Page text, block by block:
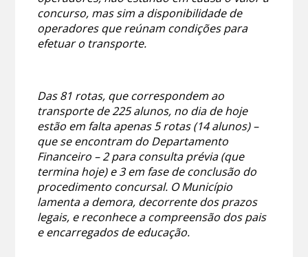
concurso, mas sim a disponibilidade de
operadores que reúnam condições para
efetuar o transporte.
Das 81 rotas, que correspondem ao
transporte de 225 alunos, no dia de hoje
estão em falta apenas 5 rotas (14 alunos) –
que se encontram do Departamento
Financeiro – 2 para consulta prévia (que
termina hoje) e 3 em fase de conclusão do
procedimento concursal. O Município
lamenta a demora, decorrente dos prazos
legais, e reconhece a compreensão dos pais
e encarregados de educação.